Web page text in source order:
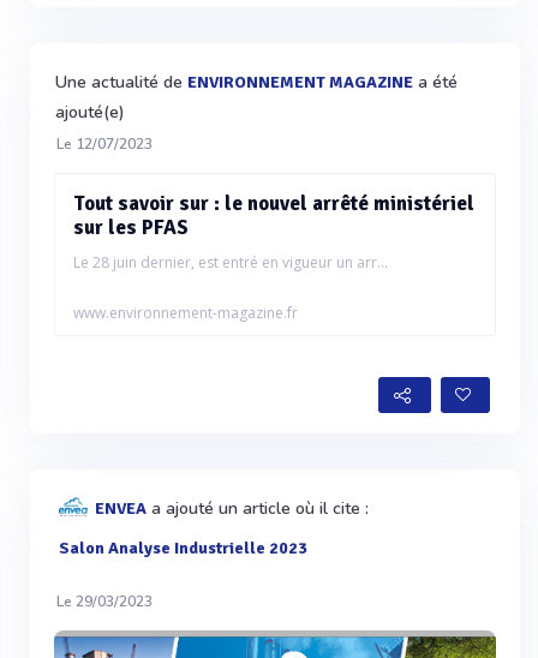
Une actualité de ENVIRONNEMENT MAGAZINE a été
ajouté(e)
Le 12/07/2023
Tout savoir sur : le nouvel arrêté ministériel
sur les PFAS
Le 28 juin dernier, est entré en vigueur un arr...
www.environnement-magazine.fr
ENVEA a ajouté un article où il cite :
Salon Analyse Industrielle 2023
Le 29/03/2023